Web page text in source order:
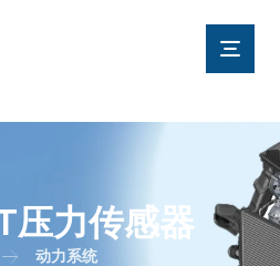
压力传感器
动力系统